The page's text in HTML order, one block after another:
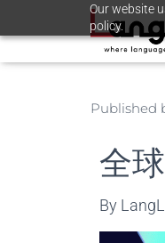
Our website
policy.
Published
全
By